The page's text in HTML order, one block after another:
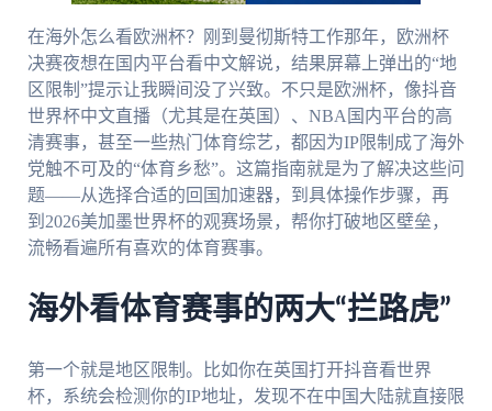
在海外怎么看欧洲杯？刚到曼彻斯特工作那年，欧洲杯
决赛夜想在国内平台看中文解说，结果屏幕上弹出的“地
区限制”提示让我瞬间没了兴致。不只是欧洲杯，像抖音
世界杯中文直播（尤其是在英国）、NBA国内平台的高
清赛事，甚至一些热门体育综艺，都因为IP限制成了海外
党触不可及的“体育乡愁”。这篇指南就是为了解决这些问
题——从选择合适的回国加速器，到具体操作步骤，再
到2026美加墨世界杯的观赛场景，帮你打破地区壁垒，
流畅看遍所有喜欢的体育赛事。
海外看体育赛事的两大“拦路虎”
第一个就是地区限制。比如你在英国打开抖音看世界
杯，系统会检测你的IP地址，发现不在中国大陆就直接限